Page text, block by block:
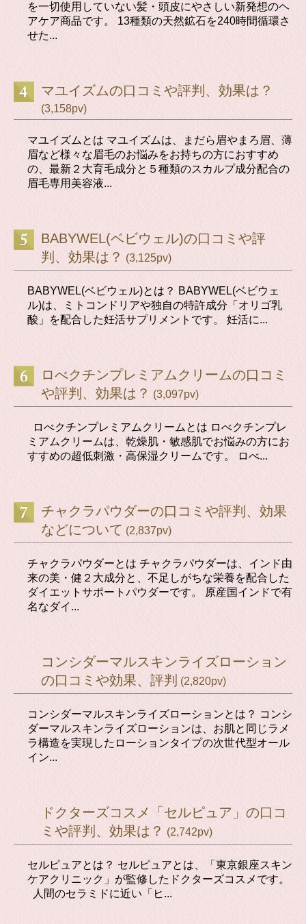
を一切使用していない髪・頭皮にやさしい新発想のヘ
アケア商品です。 13種類の天然鉱石を240時間循環さ
せた...
マユイズムの口コミや評判、効果は？
(3,158pv)
マユイズムとは マユイズムは、まだら眉やまろ眉、薄
眉など様々な眉毛のお悩みをお持ちの方におすすめ
の、最新２大育毛成分と５種類のスカルプ成分配合の
眉毛専用美容液...
BABYWEL(ベビウェル)の口コミや評
判、効果は？ (3,125pv)
BABYWEL(ベビウェル)とは？ BABYWEL(ベビウェ
ル)は、ミトコンドリアや独自の特許成分「オリゴ乳
酸」を配合した妊活サプリメントです。 妊活に...
ロべクチンプレミアムクリームの口コミ
や評判、効果は？ (3,097pv)
ロべクチンプレミアムクリームとは ロべクチンプレ
ミアムクリームは、乾燥肌・敏感肌でお悩みの方にお
すすめの超低刺激・高保湿クリームです。 ロべ...
チャクラパウダーの口コミや評判、効果
などについて (2,837pv)
チャクラパウダーとは チャクラパウダーは、インド由
来の美・健２大成分と、不足しがちな栄養を配合した
ダイエットサポートパウダーです。 原産国インドで有
名なダイ...
コンシダーマルスキンライズローション
の口コミや効果、評判 (2,820pv)
コンシダーマルスキンライズローションとは？ コンシ
ダーマルスキンライズローションは、お肌と同じラメ
ラ構造を実現したローションタイプの次世代型オール
イン...
ドクターズコスメ「セルピュア」の口コ
ミや評判、効果は？ (2,742pv)
セルピュアとは？ セルピュアとは、「東京銀座スキン
ケアクリニック」が監修したドクターズコスメです。
人間のセラミドに近い「ヒ...